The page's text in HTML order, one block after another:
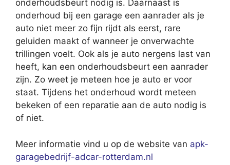
onderhoudsbeurt nodig is. Daarnaast is
onderhoud bij een garage een aanrader als je
auto niet meer zo fijn rijdt als eerst, rare
geluiden maakt of wanneer je onverwachte
trillingen voelt. Ook als je auto nergens last van
heeft, kan een onderhoudsbeurt een aanrader
zijn. Zo weet je meteen hoe je auto er voor
staat. Tijdens het onderhoud wordt meteen
bekeken of een reparatie aan de auto nodig is
of niet.
Meer informatie vind u op de website van apk-
garagebedrijf-adcar-rotterdam.nl